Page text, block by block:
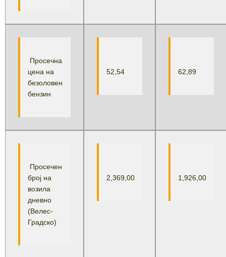
Просечна
цена на
безоловен
бензин
52,54 62,89
Просечен
број на
возила
дневно
(Велес-
Градско)
2,369,00 1,926,00